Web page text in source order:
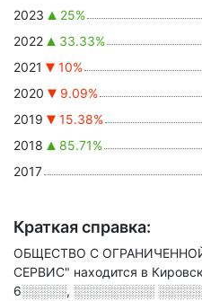
2023
25%
2022
33.33%
2021
10%
2020
9.09%
2019
15.38%
2018
85.71%
2017
Краткая справка:
ОБЩЕСТВО С
СЕРВИС" находится в
6░░░░░, ░░░░░░░░░